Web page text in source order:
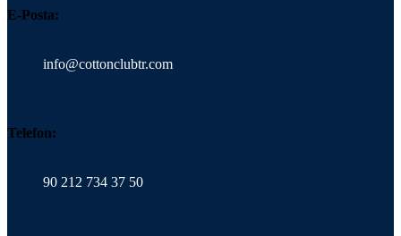
E-Posta:
info@cottonclubtr.com
Telefon:
90 212 734 37 50